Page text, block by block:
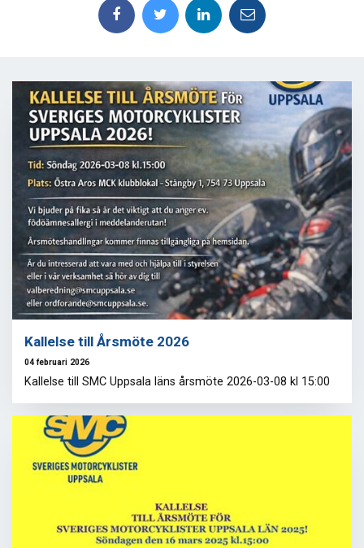
Kallelse till Årsmöte 2026
04 februari 2026
Kallelse till SMC Uppsala läns årsmöte 2026-03-08 kl 15:00